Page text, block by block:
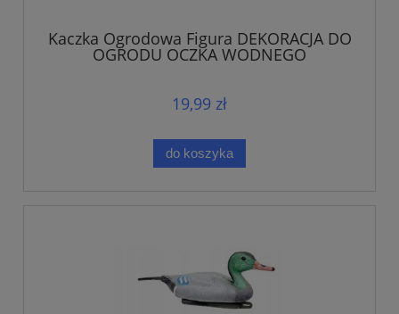
Kaczka Ogrodowa Figura DEKORACJA DO
OGRODU OCZKA WODNEGO
19,99 zł
do koszyka